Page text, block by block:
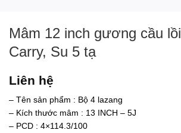
Mâm 12 inch gương cầu
Carry, Su 5 tạ
Liên hệ
– Tên sản phẩm : Bộ 4 lazang
– Kích thước mâm : 13 INCH – 5J
– PCD : 4×114.3/100